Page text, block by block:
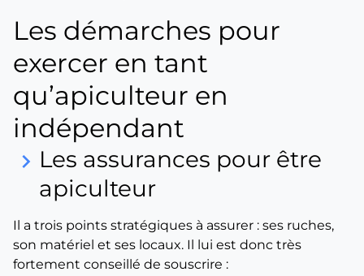
Les démarches pour
exercer en tant
qu’apiculteur en
indépendant
keyboard_arrow_right Les assurances pour être
apiculteur
Il a trois points stratégiques à assurer : ses ruches,
son matériel et ses locaux. Il lui est donc très
fortement conseillé de souscrire :